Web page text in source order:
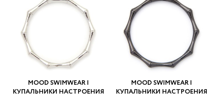
MOOD SWIMWEAR |
КУПАЛЬНИКИ НАСТРОЕНИЯ
MOOD SWIMWEAR |
КУПАЛЬНИКИ НАСТРОЕНИЯ